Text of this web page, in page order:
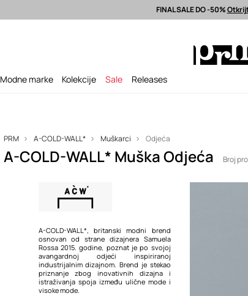
Besplatna dostava od 80 EUR > Odabrane
FINAL SALE DO -50%
Modne marke Kolekcije Sale Releases
PRM A-COLD-WALL* Muškarci Odjeća
A-COLD-WALL* Muška Odjeća Broj
A-COLD-WALL*, britanski modni brend
osnovan od strane dizajnera Samuela
Rossa 2015. godine, poznat je po svojoj
avangardnoj odjeći inspiriranoj
industrijalnim dizajnom. Brend je stekao
priznanje zbog inovativnih dizajna i
istraživanja spoja između ulične mode i
visoke mode.